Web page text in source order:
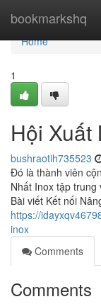
bookmarkshq
Home
Home
1
Hội Xuất
bushraotih735523
Đó là thành viên
Nhất Inox tập
Bài viết Kết nối
https://
inox
Comments
Comments